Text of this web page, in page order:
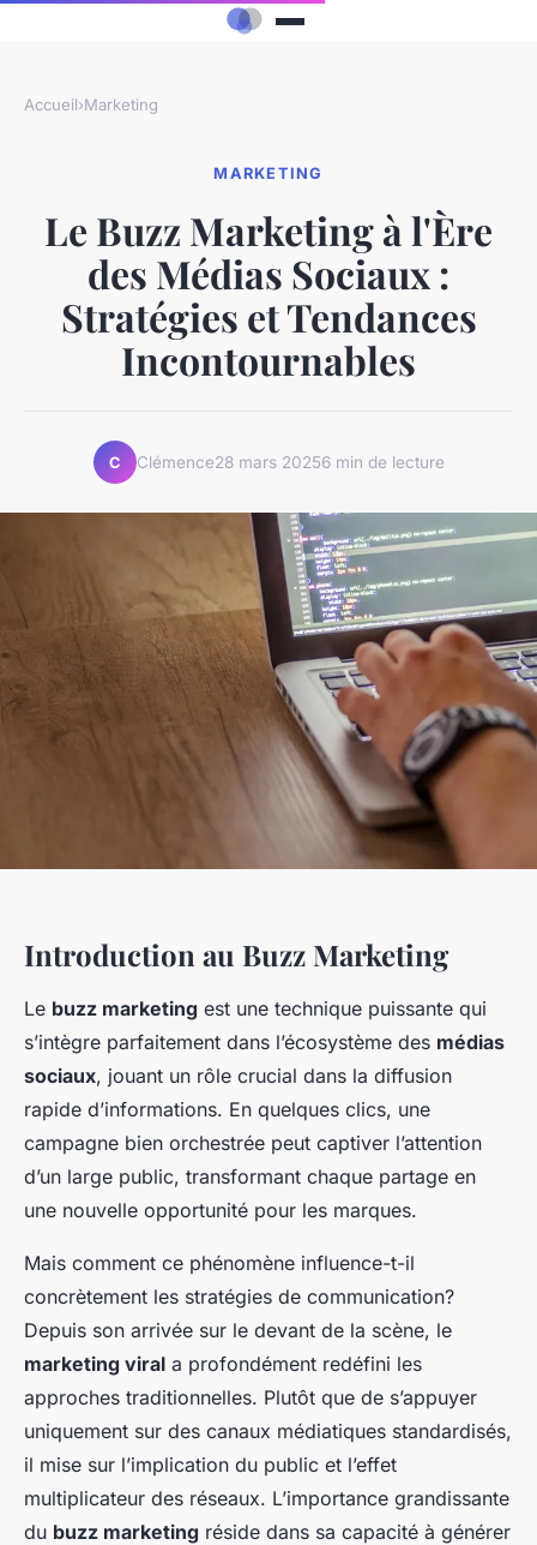
Accueil›Marketing
MARKETING
Le Buzz Marketing à l'Ère
des Médias Sociaux :
Stratégies et Tendances
Incontournables
C Clémence28 mars 20256 min de lecture
Introduction au Buzz Marketing
Le buzz marketing est une technique puissante qui
s’intègre parfaitement dans l’écosystème des médias
sociaux, jouant un rôle crucial dans la diffusion
rapide d’informations. En quelques clics, une
campagne bien orchestrée peut captiver l’attention
d’un large public, transformant chaque partage en
une nouvelle opportunité pour les marques.
Mais comment ce phénomène influence-t-il
concrètement les stratégies de communication?
Depuis son arrivée sur le devant de la scène, le
marketing viral a profondément redéfini les
approches traditionnelles. Plutôt que de s’appuyer
uniquement sur des canaux médiatiques standardisés,
il mise sur l’implication du public et l’effet
multiplicateur des réseaux. L’importance grandissante
du buzz marketing réside dans sa capacité à générer